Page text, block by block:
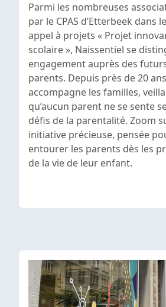
Parmi les nombreuses
par le CPAS d’Etterbeek dans
appel à projets « Projet
scolaire », Naissentiel se
engagement auprès des
parents. Depuis près de 20
accompagne les familles,
qu’aucun parent ne se sente
défis de la parentalité. Zoom
initiative précieuse, pensée
entourer les parents dès les
de la vie de leur enfant.